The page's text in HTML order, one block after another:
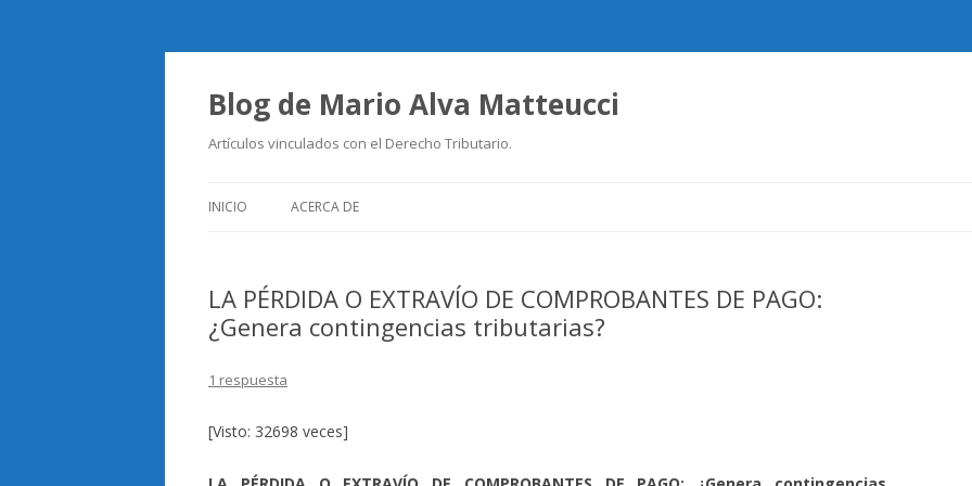
Blog de Mario Alva Matteucci
Artículos vinculados con el Derecho Tributario.
INICIO ACERCA DE
LA PÉRDIDA O EXTRAVÍO DE COMPROBANTES DE PAGO:
¿Genera contingencias tributarias?
1 respuesta
[Visto: 32698 veces]